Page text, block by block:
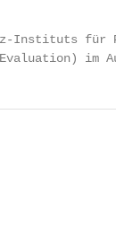
Instituts für
im